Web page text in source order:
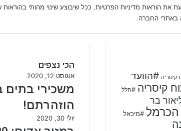
הוראות מדיניות הפרטיות. ככל שיבוצע שינוי מהותי בהוראות
באתרי החברה.
הכי נצפים
אוגוסט 12, 2020
משכירי בתים
הוזהרתם!
יולי 30, 2020
קיסריה #הוועד
קיסריה #הלל
בר
הכרמל #מיכאל